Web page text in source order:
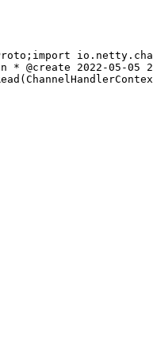
import
* @create 2022-05-05